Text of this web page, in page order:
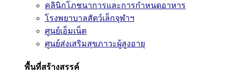
คลินิกโภชนาการและการกำหนดอาหาร
โรงพยาบาลสัตว์เล็กจุฬาฯ
ศูนย์เอ็มเน็ต
ศูนย์ส่งเสริมสุขภาวะผู้สูงอายุ
พื้นที่สร้างสรรค์